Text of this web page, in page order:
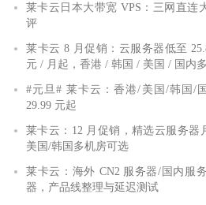
莱卡云日本大带宽 VPS：三网直连
评
莱卡云 8 月促销：云服务器低至
元 / 月起，香港 / 韩国 / 美国 / 国内
#元旦# 莱卡云：香港/美国/韩国/
29.99 元起
莱卡云：12 月促销，精选云服务器
美国/韩国多机房可选
莱卡云：海外 CN2 服务器/国内服
器，产品线整理与延迟测试